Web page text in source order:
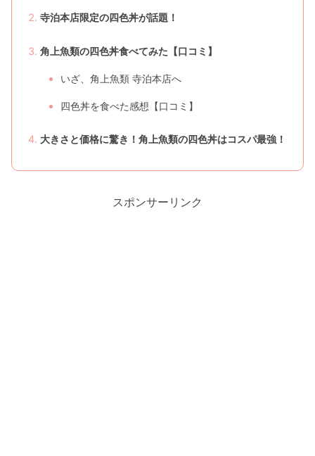
寺泊本店限定の四色丼が話題！
角上魚類の四色丼食べてみた【口コミ】
いざ、角上魚類 寺泊本店へ
四色丼を食べた感想【口コミ】
大きさと価格に驚き！角上魚類の四色丼はコスパ最強！
スポンサーリンク